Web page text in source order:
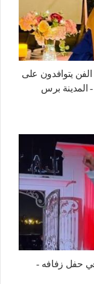
يتوافدون على
المدينة برس
حفل زفافه -